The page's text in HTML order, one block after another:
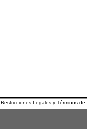
Restricciones Legales y Términos de